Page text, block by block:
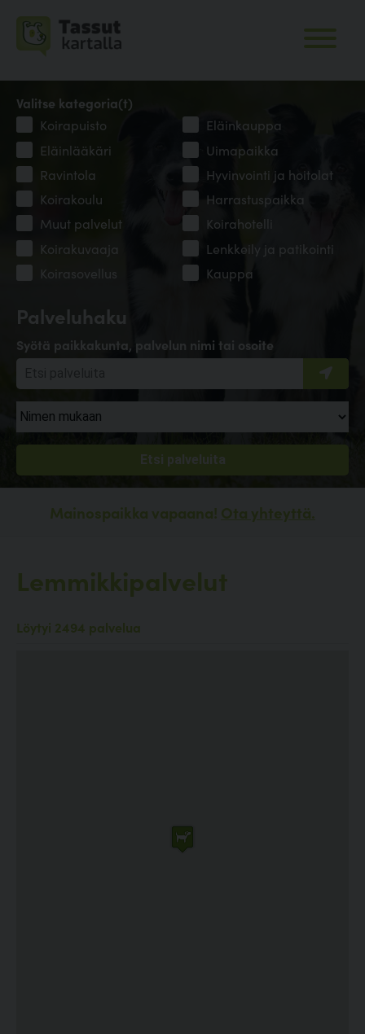
Palveluhaku
Syötä paikkakunta, palvelun nimi tai osoite
Valitse kategoria(t)
Koirapuisto
Eläinkauppa
Eläinlääkäri
Uimapaikka
Ravintola
Hyvinvointi ja hoitolat
Koirakoulu
Harrastuspaikka
Muut palvelut
Koirahotelli
Koirakuvaaja
Lenkkeily ja patikointi
Koirasovellus
Kauppa
Mainospaikka vapaana! Ota yhteyttä.
Lemmikkipalvelut
Löytyi 2494 palvelua